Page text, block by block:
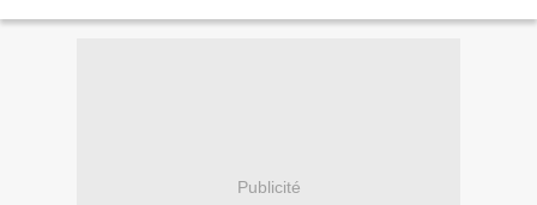
Publicité